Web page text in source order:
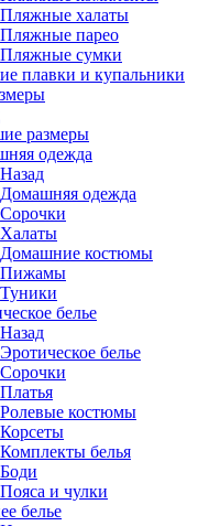
Пляжные халаты
Пляжные парео
Пляжные сумки
плавки и купальники
размеры
одежда
Назад
Домашняя одежда
Сорочки
Халаты
Домашние костюмы
Пижамы
Туники
белье
Назад
Эротическое белье
Сорочки
Платья
Ролевые костюмы
Корсеты
Комплекты белья
Боди
Пояса и чулки
белье